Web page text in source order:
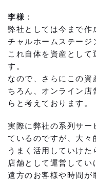
李様 ：
弊社としては今まで作
チャルホームステージ
これ自体を資産として
す。
なので、さらにこの資
ちろん、オンライン店
らと考えております。
実際に弊社の系列サー
ているのですが、大々
うまく活用していけ
店舗として運営してい
遠方のお客様や時間が